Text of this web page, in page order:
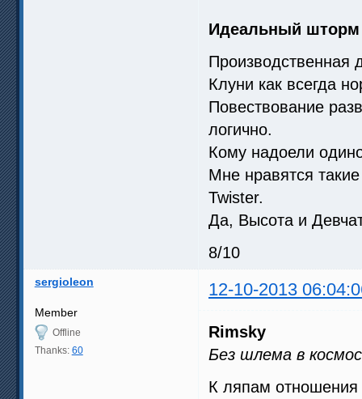
Идеальный шторм
Производственная
Клуни как всегда
Повествование
логично.
Кому надоели
Мне нравятся
Twister.
Да, Высота и
8/10
sergioleon 12-10-2013
Member
Offline
Thanks: 60
Rimsky
Без шлема в
К ляпам